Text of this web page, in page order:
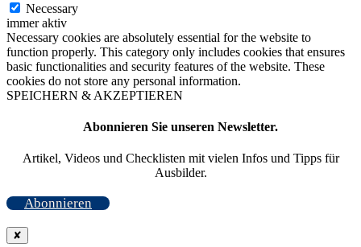
Necessary
immer aktiv
Necessary cookies are absolutely essential for the website to
function properly. This category only includes cookies that ensures
basic functionalities and security features of the website. These
cookies do not store any personal information.
SPEICHERN & AKZEPTIEREN
Abonnieren Sie unseren Newsletter.
Artikel, Videos und Checklisten mit vielen Infos und Tipps für
Ausbilder.
Abonnieren
✘